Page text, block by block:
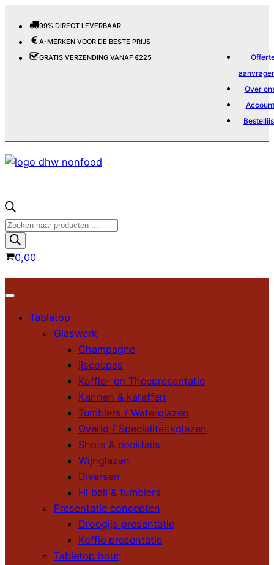
99% DIRECT LEVERBAAR
A-MERKEN VOOR DE BESTE PRIJS
GRATIS VERZENDING VANAF €225
Over
Account
Producten
zoeken
0,00
Tabletop
Glaswerk
Champagne
Ijscoupes
Koffie- en Theepresentatie
Kannen & karaffen
Tumblers / Waterglazen
Overig / Specialiteitsglazen
Shots & cocktails
Wijnglazen
Diversen
Hi ball & tumblers
Presentatie concepten
Droogijs presentatie
Koffie presentatie
Tabletop hout